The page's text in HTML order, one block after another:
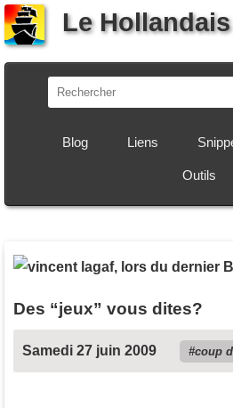
Le
Blog Liens
Outils
Des “jeux” vous dites?
Samedi 27 juin 2009 coup